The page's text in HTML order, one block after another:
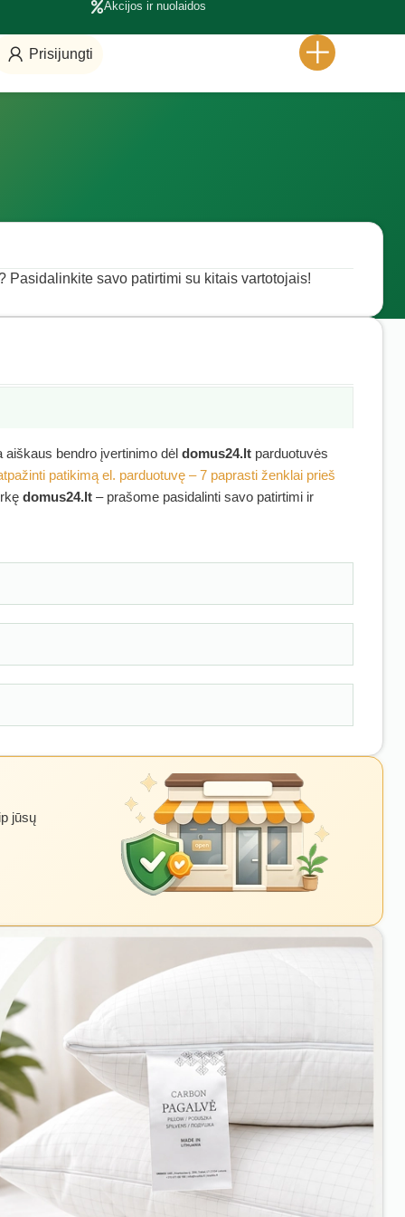
Akcijos ir nuolaidos
Prisijungti
savo patirtimi su kitais vartotojais!
aiškaus bendro įvertinimo dėl domus24.lt parduotuvės
patikimą el. parduotuvę – 7 paprasti ženklai prieš
domus24.lt – prašome pasidalinti savo patirtimi ir
jūsų